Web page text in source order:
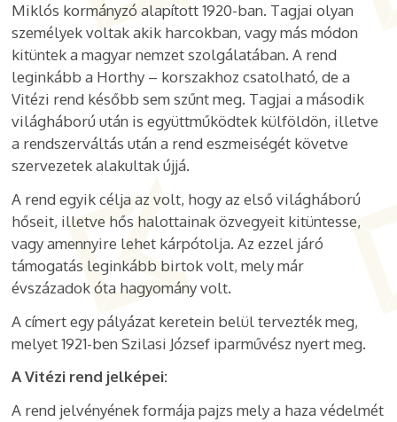
Miklós kormányzó alapított 1920-ban. Tagjai olyan
személyek voltak akik harcokban, vagy más módon
kitüntek a magyar nemzet szolgálatában. A rend
leginkább a Horthy – korszakhoz csatolható, de a
Vitézi rend később sem szűnt meg. Tagjai a második
világháború után is együttműködtek külföldön, illetve
a rendszerváltás után a rend eszmeiségét követve
szervezetek alakultak újjá.
A rend egyik célja az volt, hogy az első világháború
hőseit, illetve hős halottainak özvegyeit kitüntesse,
vagy amennyire lehet kárpótolja. Az ezzel járó
támogatás leginkább birtok volt, mely már
évszázadok óta hagyomány volt.
A címert egy pályázat keretein belül tervezték meg,
melyet 1921-ben Szilasi József iparművész nyert meg.
A Vitézi rend jelképei:
A rend jelvényének formája pajzs mely a haza védelmét